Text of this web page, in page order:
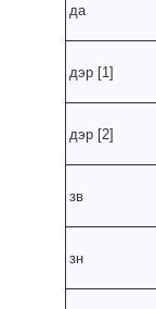
да
дэр [1]
дэр [2]
зв
зн